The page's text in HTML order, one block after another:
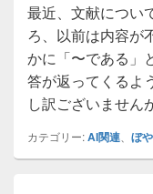
最近、文献につい
ろ、以前は内容が
かに「〜である」
答が返ってくるよ
し訳ございません
カテゴリー:AI関連 ぼ